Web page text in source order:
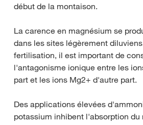
début de la montaison.
La carence en magnésium se
dans les sites légèrement
fertilisation, il est important de
l'antagonisme ionique entre les
part et les ions Mg2+ d'autre part.
Des applications élevées
potassium inhibent l'absorption du